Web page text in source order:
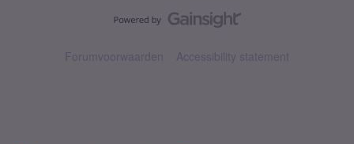
Forumvoorwaarden Accessibility statement